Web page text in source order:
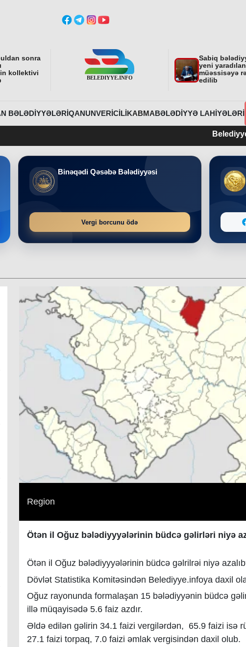
sonra
kollektivi
Sabiq
yeni yaradılan
müəssisəyə
edilib
BƏLƏDIYYƏLƏRIQANUNVERICILIKABMABƏLƏDIYYƏ LAHIYƏLƏRI
Belediyye.info
Binəqədi Qəsəbə Bələdiyyəsi
Vergi borcunu ödə
Region
Ötən il Oğuz bələdiyyyələrinin büdcə gəlirləri niyə
Ötən il Oğuz bələdiyyyələrinin büdcə gəlrilrəi niyə
Dövlət Statistika Komitəsindən Belediyye.infoya daxil
Oğuz rayonunda formalaşan 15 bələdiyyənin büdcə
illə müqayisədə 5.6 faiz azdır.
Əldə edilən gəlirin 34.1 faizi vergilərdən, 65.9 faizi isə
27.1 faizi torpaq, 7.0 faizi əmlak vergisindən daxil olub.